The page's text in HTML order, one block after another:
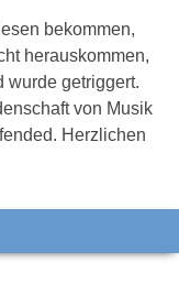
bekommen,
herauskommen,
wurde getriggert.
von Musik
Herzlichen